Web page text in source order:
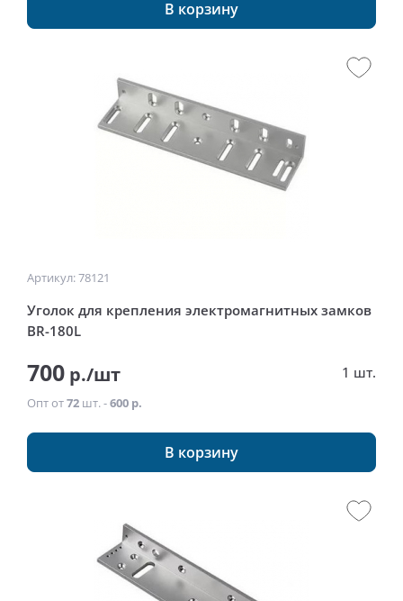
В корзину
Артикул: 78121
Уголок для крепления электромагнитных замков
BR-180L
700 р./шт 1 шт.
Опт от72 шт. -600 р.
В корзину